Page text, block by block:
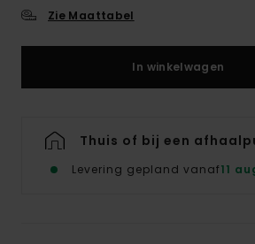
Zie Maattabel
In winkelwagen
Thuis of bij een
Levering gepland vanaf11